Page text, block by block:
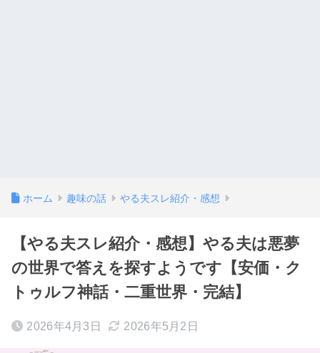
ホーム 趣味の話 やる夫スレ紹介・感想
【やる夫スレ紹介・感想】やる夫は悪夢
の世界で答えを探すようです【安価・ク
トゥルフ神話・二重世界・完結】
2026年4月3日 2026年5月2日